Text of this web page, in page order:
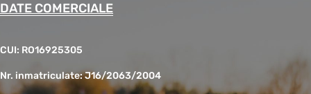
DATE COMERCIALE
CUI: RO16925305
Nr. inmatriculate: J16/2063/2004